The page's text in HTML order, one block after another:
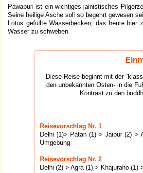
Pawapuri ist ein wichtiges jainistisches
Seine heilige Asche soll so begehrt gewesen
Lotus gefüllte Wasserbecken, das heute
Wasser zu schweben.
Diese Reise beginnt mit der
den unbekannten Osten- in die
Kontrast zu den
Reisevorschlag Nr. 1
Delhi (1)> Patan (1) > Jaipur (2) >
Umgebung
Reisevorschlag Nr. 2
Delhi (2) > Agra (1) > Khajuraho